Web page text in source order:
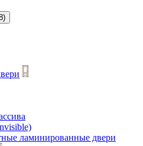
ламинированные двери